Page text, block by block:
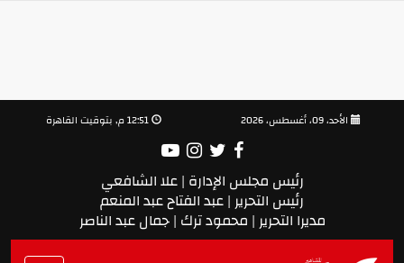
12:51 م, بتوقيت القاهرة
رئيس مجلس الإدارة | علا الشافعي
رئيس التحرير | عبد الفتاح عبد المنعم
مديرا التحرير | محمود ترك | جمال عبد الناصر